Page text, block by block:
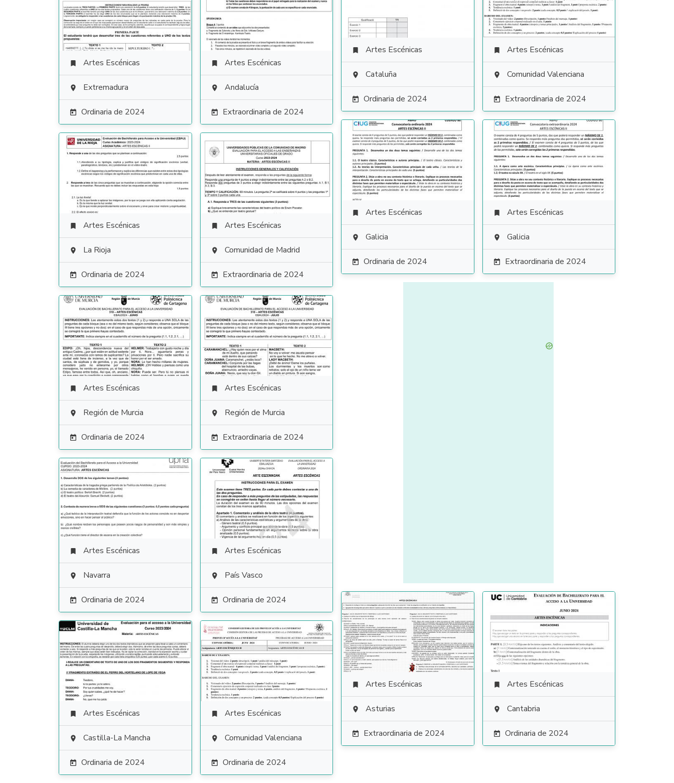
 Artes Escénicas
 Cataluña
 Ordinaria de 2024
 Artes Escénicas
 Comunidad Valenciana
 Extraordinaria de 2024
 Artes Escénicas
 Extremadura
 Ordinaria de 2024
 Artes Escénicas
 Andalucía
 Extraordinaria de 2024
 Artes Escénicas
 Galicia
 Ordinaria de 2024
 Artes Escénicas
 Galicia
 Extraordinaria de 2024
 Artes Escénicas
 La Rioja
 Ordinaria de 2024
 Artes Escénicas
 Comunidad de Madrid
 Extraordinaria de 2024
 Artes Escénicas
 Región de Murcia
 Ordinaria de 2024
 Artes Escénicas
 Región de Murcia
 Extraordinaria de 2024
 Artes Escénicas
 Navarra
 Ordinaria de 2024
 Artes Escénicas
 País Vasco
 Ordinaria de 2024
 Artes Escénicas
 Asturias
 Extraordinaria de 2024
 Artes Escénicas
 Cantabria
 Ordinaria de 2024
 Artes Escénicas
 Castilla-La Mancha
 Ordinaria de 2024
 Artes Escénicas
 Comunidad Valenciana
 Ordinaria de 2024